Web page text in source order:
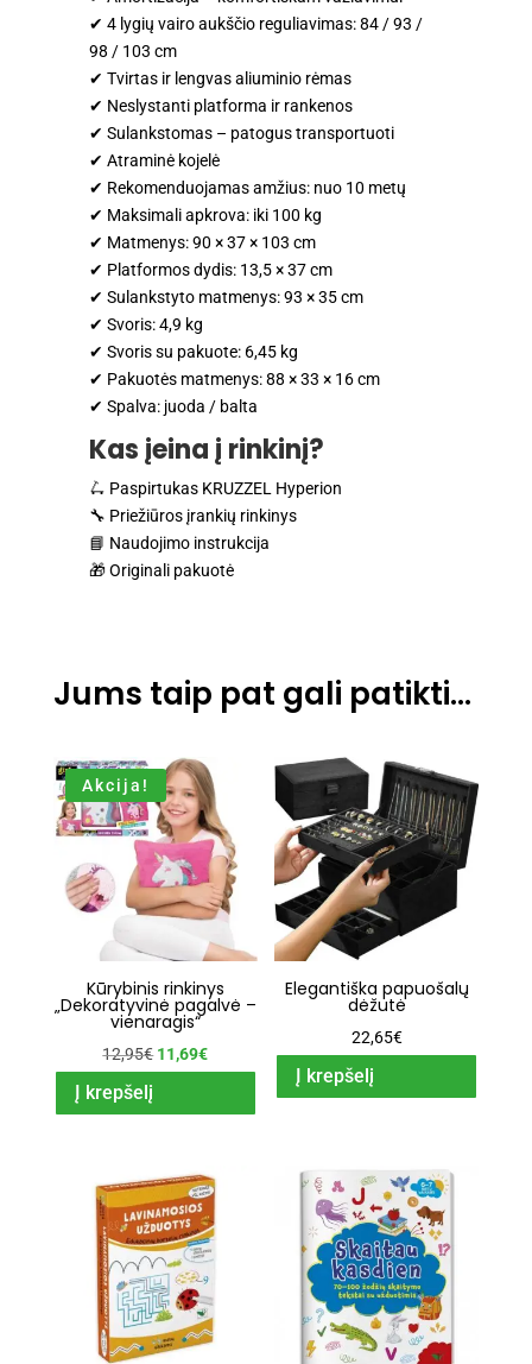
✔ 4 lygių vairo aukščio reguliavimas: 84 / 93 /
98 / 103 cm
✔ Tvirtas ir lengvas aliuminio rėmas
✔ Neslystanti platforma ir rankenos
✔ Sulankstomas – patogus transportuoti
✔ Atraminė kojelė
✔ Rekomenduojamas amžius: nuo 10 metų
✔ Maksimali apkrova: iki 100 kg
✔ Matmenys: 90 × 37 × 103 cm
✔ Platformos dydis: 13,5 × 37 cm
✔ Sulankstyto matmenys: 93 × 35 cm
✔ Svoris: 4,9 kg
✔ Svoris su pakuote: 6,45 kg
✔ Pakuotės matmenys: 88 × 33 × 16 cm
✔ Spalva: juoda / balta
Kas įeina į rinkinį?
🛴 Paspirtukas KRUZZEL Hyperion
🔧 Priežiūros įrankių rinkinys
📘 Naudojimo instrukcija
🎁 Originali pakuotė
Jums taip pat gali patikti…
Akcija!
Kūrybinis rinkinys
„Dekoratyvinė pagalvė –
vienaragis“
12,95€ Original
was:
11,69€Current
is:
Į krepšelį
Elegantiška papuošalų
dėžutė
22,65€
Į krepšelį